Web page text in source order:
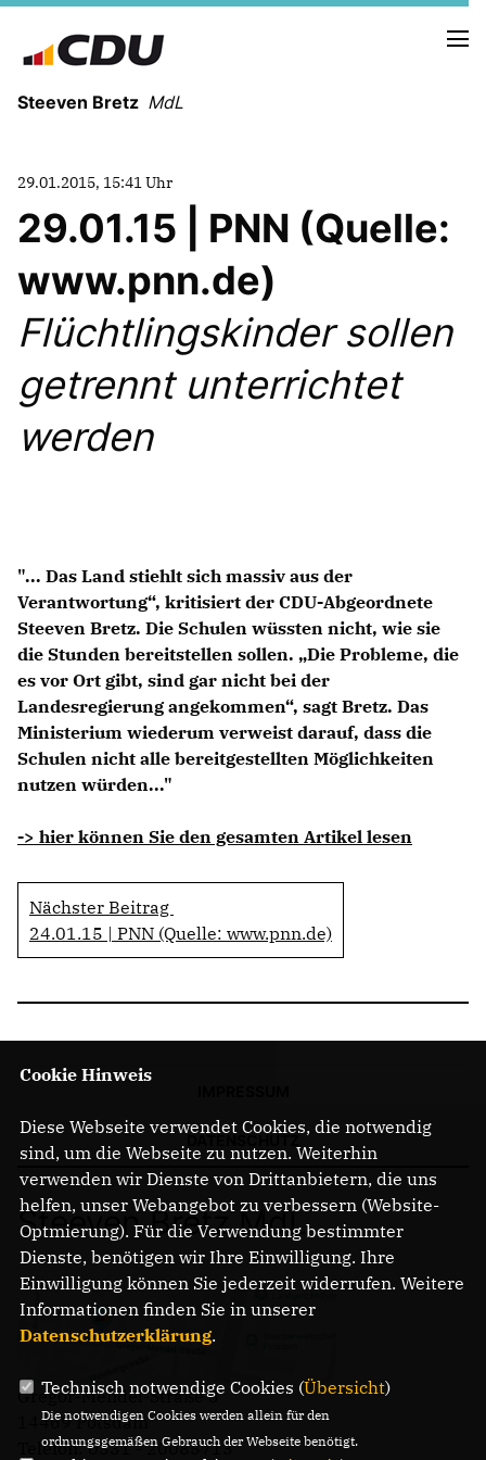
Steeven Bretz MdL
VITA
WAHLKREISBESUCHE
PRESSEFOTOS
MEIN BÜRGERBÜRO
CDU Deutschland
CDU Fraktion im Brandenburger Landtag
CDU Brandenburg
CDU Potsdam
29.01.2015, 15:41 Uhr
29.01.15 | PNN (Quelle:
www.pnn.de)
Flüchtlingskinder sollen
getrennt unterrichtet
werden
"... Das Land stiehlt sich massiv aus der
Verantwortung“, kritisiert der CDU-Abgeordnete
Steeven Bretz. Die Schulen wüssten nicht, wie sie
die Stunden bereitstellen sollen. „Die Probleme, die
es vor Ort gibt, sind gar nicht bei der
Landesregierung angekommen“, sagt Bretz. Das
Ministerium wiederum verweist darauf, dass die
Schulen nicht alle bereitgestellten Möglichkeiten
nutzen würden..."
-> hier können Sie den gesamten Artikel lesen
Nächster Beitrag
24.01.15 | PNN (Quelle: www.pnn.de)
Steeven Bretz MdL
Gregor-Mendel-Straße 3
14469 Potsdam
Telefon: 0331 - 20085713
Cookie Hinweis
Diese Webseite verwendet Cookies, die notwendig
sind, um die Webseite zu nutzen. Weiterhin
verwenden wir Dienste von Drittanbietern, die uns
helfen, unser Webangebot zu verbessern (Website-
Optmierung). Für die Verwendung bestimmter
Dienste, benötigen wir Ihre Einwilligung. Ihre
Einwilligung können Sie jederzeit widerrufen. Weitere
Informationen finden Sie in unserer
Datenschutzerklärung.
Technisch notwendige Cookies (Übersicht)
Die notwendigen Cookies werden allein für den
ordnungsgemäßen Gebrauch der Webseite benötigt.